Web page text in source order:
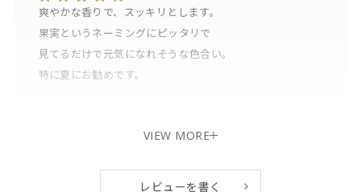
爽やかな香りで、スッキリとします。
果実というネーミングにピッタリで
見てるだけで元気になれそうな色合い。
特に夏にお勧めです。
VIEW MORE
レビューを書く